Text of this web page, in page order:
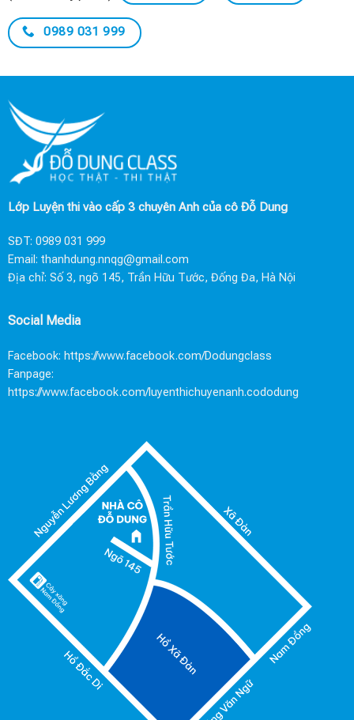
0989 031 999
Lớp Luyện thi vào cấp 3 chuyên Anh của cô Đỗ Dung
SĐT: 0989 031 999
Email: thanhdung.nnqg@gmail.com
Địa chỉ: Số 3, ngõ 145, Trần Hữu Tước, Đống Đa, Hà Nội
Social Media
Facebook: https://www.facebook.com/Dodungclass
Fanpage:
https://www.facebook.com/luyenthichuyenanh.cododung